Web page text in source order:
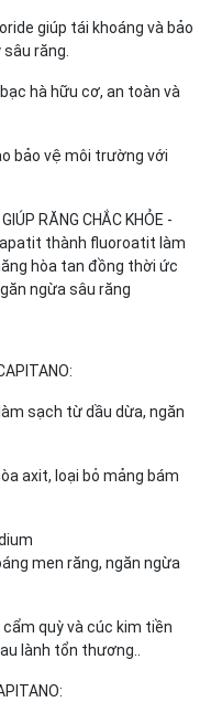
giúp tái khoáng và bảo
răng.
hà hữu cơ, an toàn và
bảo vệ môi trường với
RĂNG CHẮC KHỎE -
thành fluoroatit làm
hòa tan đồng thời ức
ngừa sâu răng
sạch từ dầu dừa, ngăn
axit, loại bỏ mảng bám
men răng, ngăn ngừa
quỳ và cúc kim tiền
lành tổn thương..